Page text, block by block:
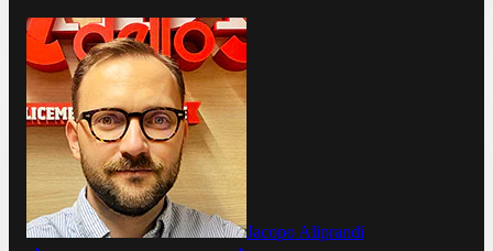
Jacopo Aliprandi